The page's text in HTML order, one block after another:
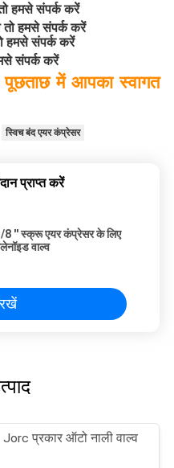
हमसे संपर्क करें
तो हमसे संपर्क करें
हमसे संपर्क करें
संपर्क करें
में आपका स्वागत
स्विच बंद एयर कंप्रेसर
प्राप्त करें
'' स्क्रू एयर कंप्रेसर के लिए
वाल्व
Jorc प्रकार ऑटो नाली वाल्व